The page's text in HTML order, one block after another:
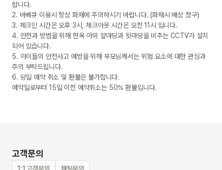
랍니다.
2. 바베큐 이용시 항상 화재에 주의하시기 바랍니다. (화재시 배상 청구)
3. 체크인 시간은 오후 3시, 체크아웃 시간은 오전 11시 입니다.
4. 안전과 방범을 위해 한옥 야외 앞마당과 뒷마당을 비추는 CCTV가 설치
되어 있습니다.
5. 아이들의 안전사고 예방을 위해 부모님께서는 위험 요소에 대한 관심과
주의 부탁드립니다.
6. 당일 예약 취소 및 환불은 불가합니다.
예약일로부터 15일 이전 예약취소는 50% 환불입니다.
고객문의